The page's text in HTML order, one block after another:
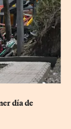
día de